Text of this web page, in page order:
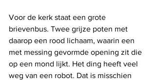
Voor de kerk staat een grote
brievenbus. Twee grijze poten met
daarop een rood lichaam, waarin een
met messing gevormde opening zit die
op een mond lijkt. Het ding heeft veel
weg van een robot. Dat is misschien